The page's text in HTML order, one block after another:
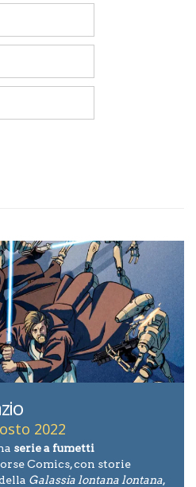
2022
serie a fumetti
Comics, con storie
Galassia lontana lontana,